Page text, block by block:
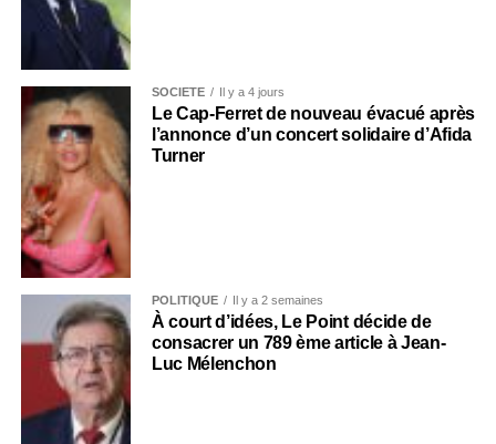
SOCIÉTÉ Il y a 4 jours
Le Cap-Ferret de nouveau évacué après
l’annonce d’un concert solidaire d’Afida
Turner
POLITIQUE Il y a 2 semaines
À court d’idées, Le Point décide de
consacrer un 789 ème article à Jean-
Luc Mélenchon